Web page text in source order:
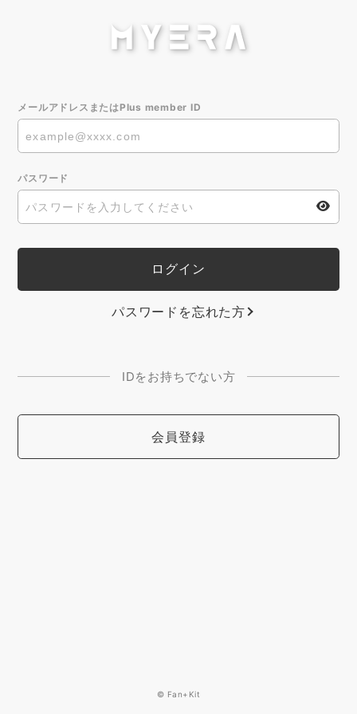
メールアドレスまたはPlus member ID
パスワード
パスワードを忘れた方
IDをお持ちでない方
会員登録
© Fan+Kit